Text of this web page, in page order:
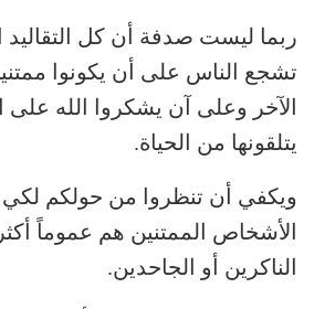
ربما ليست صدفة أن كل التقاليد
تشجع الناس على أن يكونوا
الآخر وعلى آن يشكروا الله على
يتلقونها من الحياة.
ويكفي أن تنظروا من حولكم لكي
الأشخاص الممتنين هم عموماً
الناكرين أو الجاحدين.